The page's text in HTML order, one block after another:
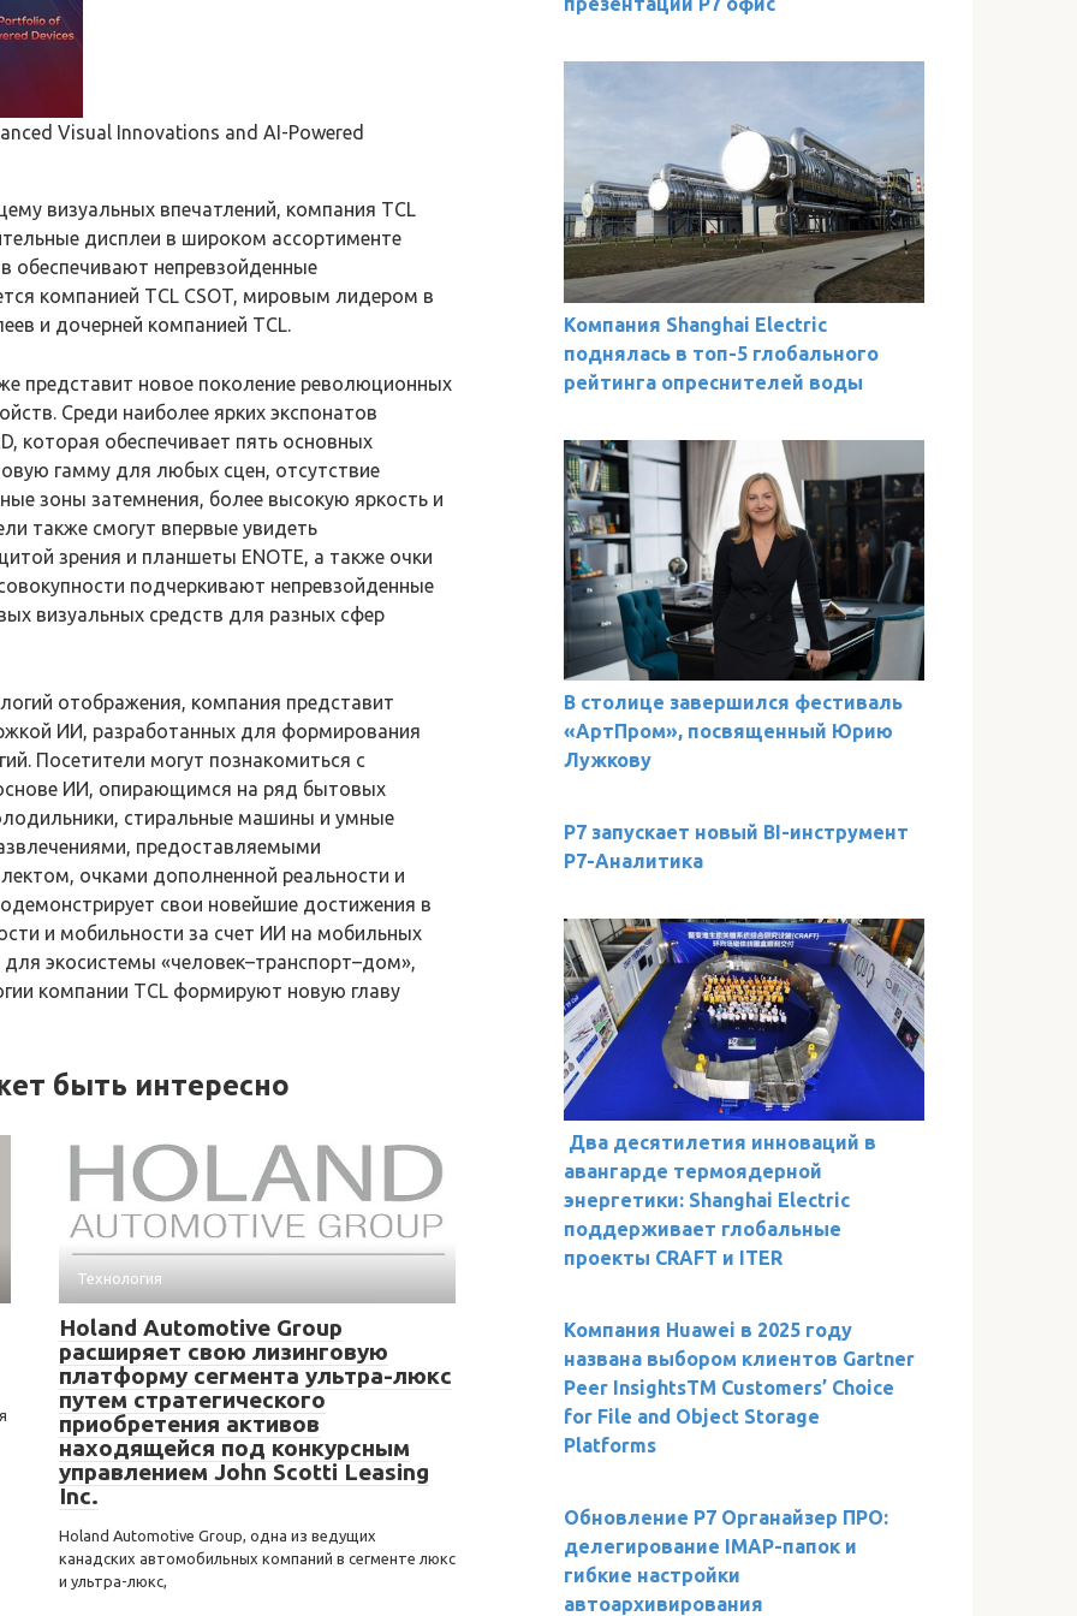
Visual Innovations and AI-Powered
визуальных впечатлений, компания TCL
дисплеи в широком ассортименте
обеспечивают непревзойденные
компанией TCL CSOT, мировым лидером в
и дочерней компанией TCL.
представит новое поколение революционных
Среди наиболее ярких экспонатов
которая обеспечивает пять основных
гамму для любых сцен, отсутствие
зоны затемнения, более высокую яркость и
также смогут впервые увидеть
зрения и планшеты ENOTE, а также очки
подчеркивают непревзойденные
визуальных средств для разных сфер
отображения, компания представит
ИИ, разработанных для формирования
Посетители могут познакомиться с
ИИ, опирающимся на ряд бытовых
стиральные машины и умные
предоставляемыми
очками дополненной реальности и
свои новейшие достижения в
и мобильности за счет ИИ на мобильных
экосистемы «человек–транспорт–дом»,
компании TCL формируют новую главу
быть интересно
Технология
Holand Automotive Group
расширяет свою лизинговую
платформу сегмента ультра-люкс
путем стратегического
приобретения активов
находящейся под конкурсным
управлением John Scotti Leasing
Inc.
Holand Automotive Group, одна из ведущих
канадских автомобильных компаний в сегменте люкс
и ультра-люкс,
Компания Shanghai Electric
поднялась в топ-5 глобального
рейтинга опреснителей воды
В столице завершился фестиваль
«АртПром», посвященный Юрию
Лужкову
Р7 запускает новый BI-инструмент
Р7-Аналитика
Два десятилетия инноваций в
авангарде термоядерной
энергетики: Shanghai Electric
поддерживает глобальные
проекты CRAFT и ITER
Компания Huawei в 2025 году
названа выбором клиентов Gartner
Peer InsightsTM Customers’ Choice
for File and Object Storage
Platforms
Обновление Р7 Органайзер ПРО:
делегирование IMAP-папок и
гибкие настройки
автоархивирования